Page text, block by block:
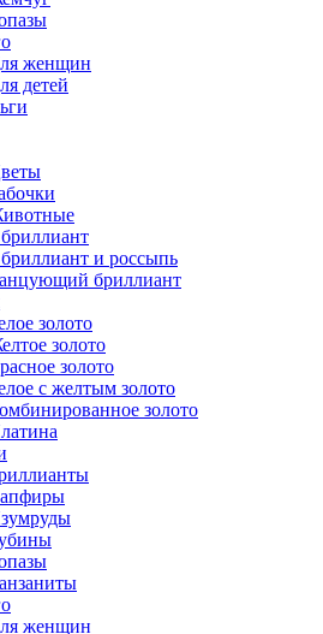
женщин
детей
и россыпь
бриллиант
золото
золото
золото
с желтым золото
золото
женщин